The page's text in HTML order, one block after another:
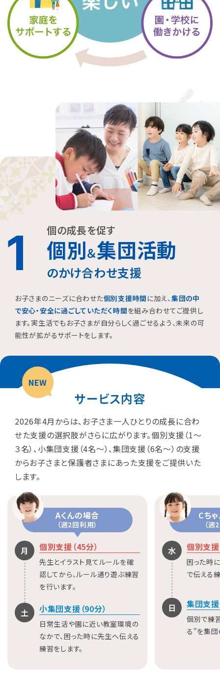
1 個の成長を促す
個別＆集団活動
のかけ合わせ支援
お子さまのニーズに合わせた個別支援時間 に加え、 集団の中
で安心・安全に過ごしていただく時間を組み合わせてご提供し
ます。実生活でもお子さまが自分らしく過ごせるよう、未来の可
能性が拡がるサポートをします。
NEW
サービス内容
2026年4月からは、お子さま一人ひとりの成長に合わ
せた支援の選択肢がさらに広がります。個別支援（1〜
３名）、小集団支援（4名〜）、集団支援（6名〜）の支援
からお子さまと保護者さまにあった支援をご提供いた
します。
Aくんの場合
（週2回利用）
月 個別支援（45分）
先生とイラスト見てルールを確
認してから、ルール通り遊ぶ練習
を行います。
土 小集団支援（90分）
日常生活や園に近い教室環境の
なかで、困った時に先生へ伝える
練習をします。
Cち
（週
水 個別支援
困った時
で伝える
日 集団支援
個別で練
る”を集団